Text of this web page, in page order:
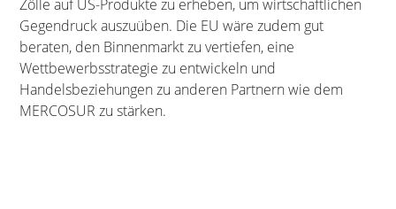
Zölle auf US-Produkte zu erheben, um wirtschaftlichen
Gegendruck auszuüben. Die EU wäre zudem gut
beraten, den Binnenmarkt zu vertiefen, eine
Wettbewerbsstrategie zu entwickeln und
Handelsbeziehungen zu anderen Partnern wie dem
MERCOSUR zu stärken.